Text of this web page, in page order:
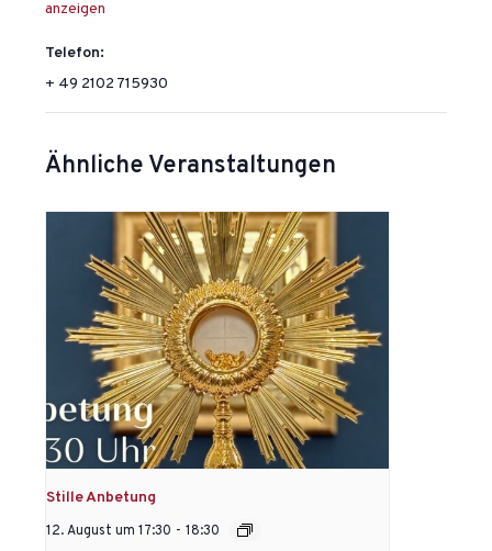
anzeigen
Telefon:
+ 49 2102 715930
Ähnliche Veranstaltungen
Stille Anbetung
12. August um 17:30 - 18:30